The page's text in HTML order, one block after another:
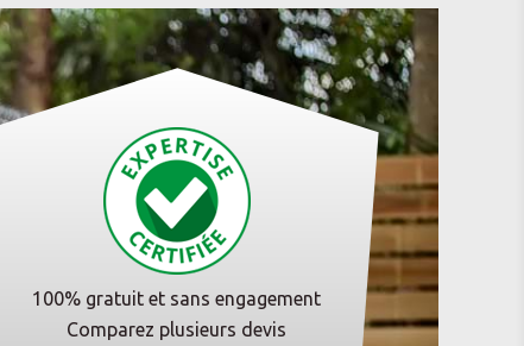
100% gratuit et sans engagement
Comparez plusieurs devis